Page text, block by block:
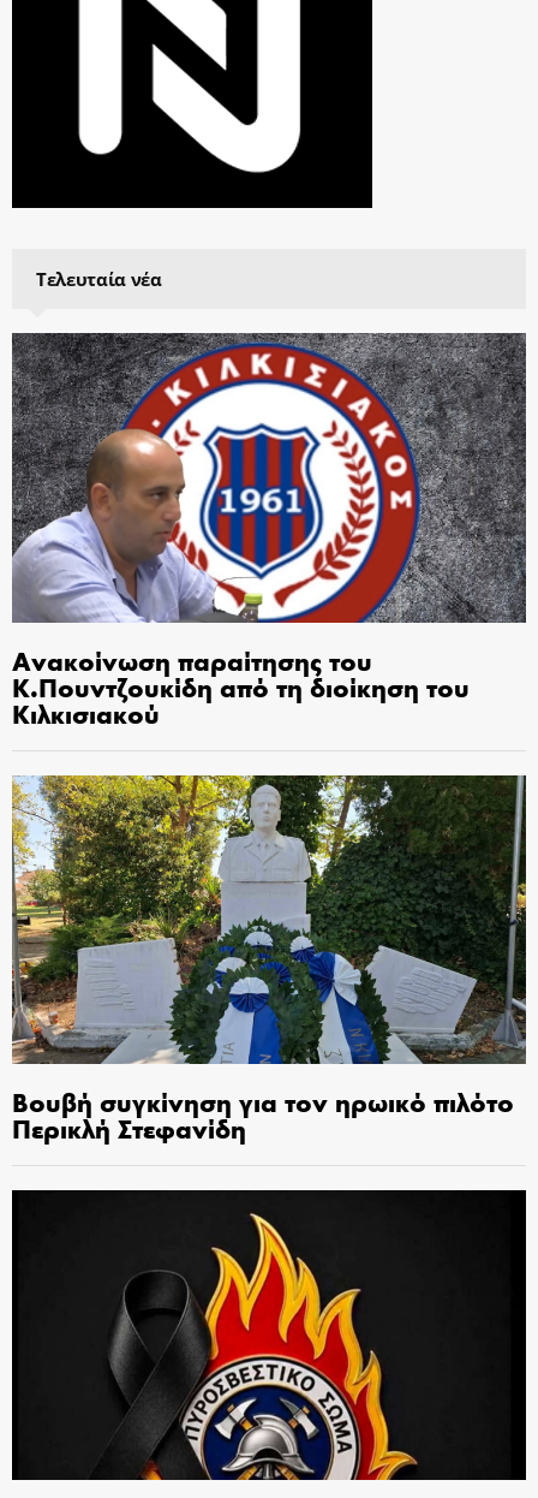
Τελευταία νέα
Ανακοίνωση παραίτησης του
Κ.Πουντζουκίδη από τη διοίκηση του
Κιλκισιακού
Βουβή συγκίνηση για τον ηρωικό πιλότο
Περικλή Στεφανίδη